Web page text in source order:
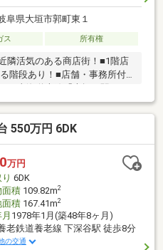
阜県大垣市郭町東１
ス 所有権
隣活気のある商店街！■1階店
階段あり！■店舗・事務所付
東海道本線「大垣」駅から
店街です♪近隣に呑み屋さんや
に適しています☆耐震性に優
坪で全空室の為、自由に改装
ら上階に行ける階段があり、
レ３か所あります！二世帯住
担当の小芝（こしば）までお
550万円 6DK
万円
6DK
面積109.82m2
面積167.41m2
1978年1月(築48年8ヶ月)
老鉄道養老線 下深谷駅 徒歩8分
の交通